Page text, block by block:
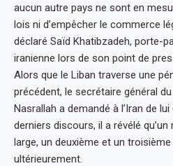
aucun autre pays ne sont en
lois ni d’empêcher le commerce
déclaré Saïd Khatibzadeh, porte-
iranienne lors de son point de
Alors que le Liban traverse une
précédent, le secrétaire général
Nasrallah a demandé à l’Iran de
derniers discours, il a révélé
large, un deuxième et un
ultérieurement.